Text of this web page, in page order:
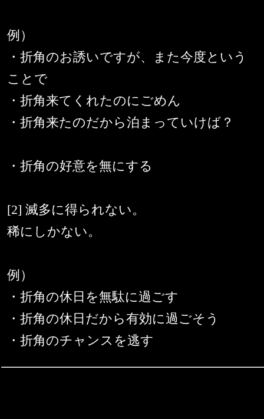
例）
・折角のお誘いですが、また今度という
ことで
・折角来てくれたのにごめん
・折角来たのだから泊まっていけば？
・折角の好意を無にする
[2] 滅多に得られない。
稀にしかない。
例）
・折角の休日を無駄に過ごす
・折角の休日だから有効に過ごそう
・折角のチャンスを逃す